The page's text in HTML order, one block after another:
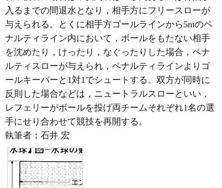
入るまでの間退水となり，相手方にフリースローが
与えられる。とくに相手方ゴールラインから5mのペ
ナルティライン内において，ボールをもたない相手
を沈めたり，けったり，なぐったりした場合，ペナ
ルティスローが与えられ，ペナルティラインよりゴ
ールキーパーと1対1でシュートする。双方が同時に
反則した場合などは，ニュートラルスローといい，
レフェリーがボールを投げ両チームそれぞれ1名の選
手にせり合わせて競技を再開する。
執筆者： 石井 宏